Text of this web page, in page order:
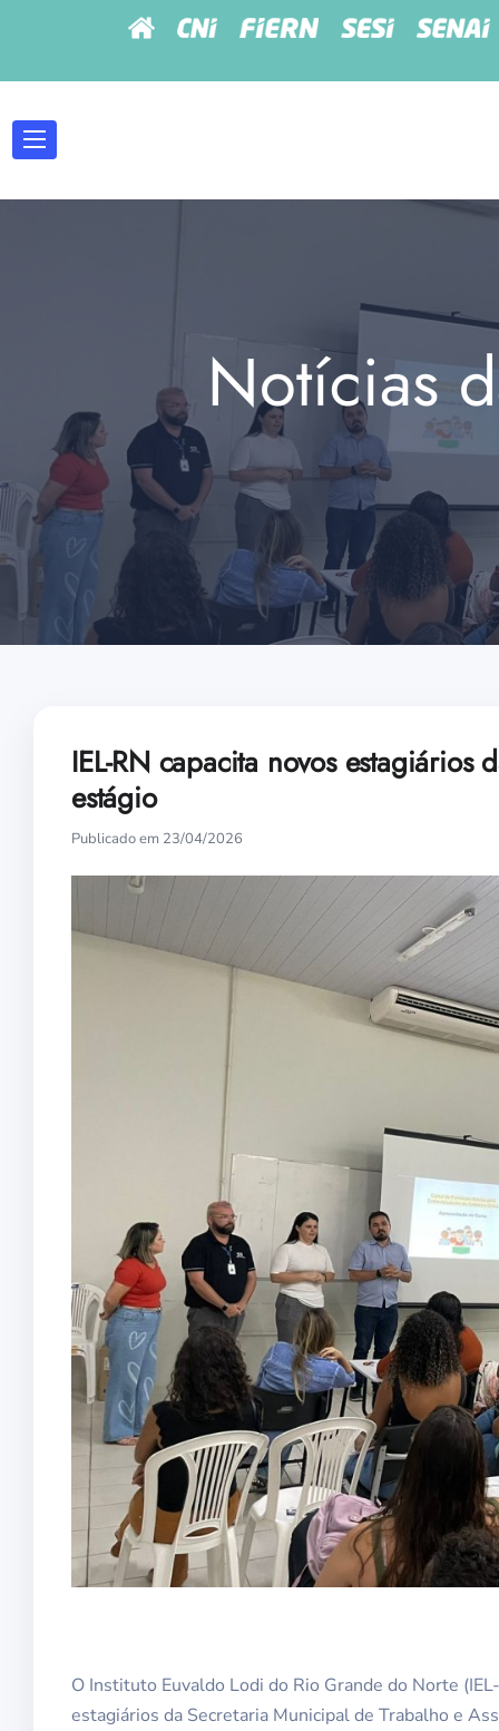
Notícias
IEL-RN capacita novos estagiários
estágio
Publicado em 23/04/2026
O Instituto Euvaldo Lodi do Rio Grande do Norte
estagiários da Secretaria Municipal de Trabalho e